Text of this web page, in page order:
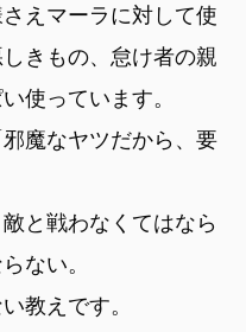
えマーラに対して使
きもの、怠け者の親
使っています。
魔なヤツだから、要
と戦わなくてはなら
ない。
教えです。